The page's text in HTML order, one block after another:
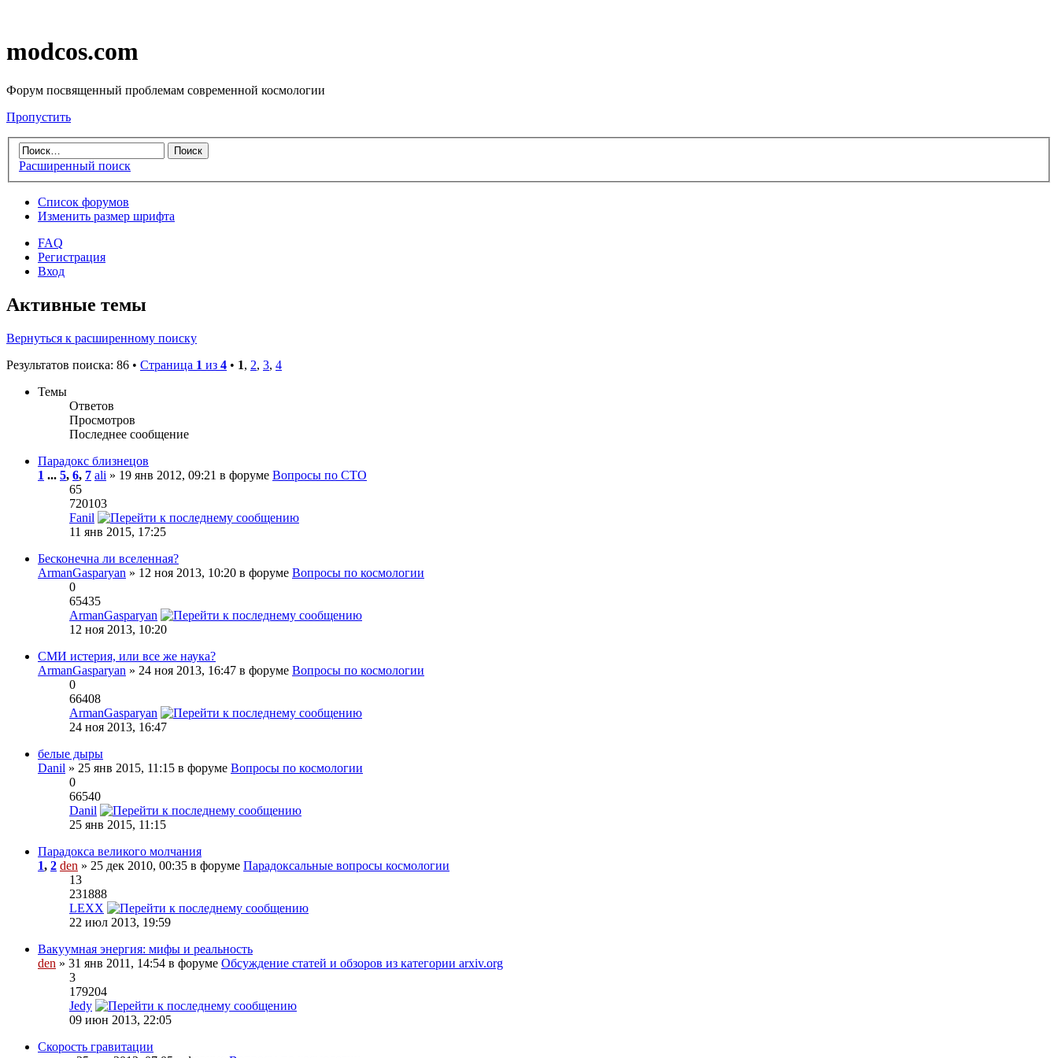
modcos.com
Форум посвященный проблемам современной космологии
Пропустить
Расширенный поиск
Список форумов
Изменить размер шрифта
FAQ
Регистрация
Вход
Активные темы
Вернуться к расширенному поиску
Результатов поиска: 86 • Страница 1 из 4 • 1, 2, 3, 4
Темы
Ответов
Просмотров
Последнее сообщение
Парадокс близнецов
1 ... 5, 6, 7 ali » 19 янв 2012, 09:21 в форуме Вопросы по СТО
65
720103
Fanil
11 янв 2015, 17:25
Бесконечна ли вселенная?
ArmanGasparyan » 12 ноя 2013, 10:20 в форуме Вопросы по космологии
0
65435
ArmanGasparyan
12 ноя 2013, 10:20
СМИ истерия, или все же наука?
ArmanGasparyan » 24 ноя 2013, 16:47 в форуме Вопросы по космологии
0
66408
ArmanGasparyan
24 ноя 2013, 16:47
белые дыры
Danil » 25 янв 2015, 11:15 в форуме Вопросы по космологии
0
66540
Danil
25 янв 2015, 11:15
Парадокса великого молчания
1, 2 den » 25 дек 2010, 00:35 в форуме Парадоксальные вопросы космологии
13
231888
LEXX
22 июл 2013, 19:59
Вакуумная энергия: мифы и реальность
den » 31 янв 2011, 14:54 в форуме Обсуждение статей и обзоров из категории arxiv.org
3
179204
Jedy
09 июн 2013, 22:05
Скорость гравитации